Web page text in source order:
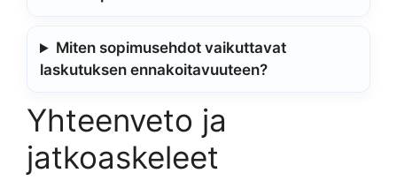
Miten sopimusehdot vaikuttavat
laskutuksen ennakoitavuuteen?
Yhteenveto ja
jatkoaskeleet